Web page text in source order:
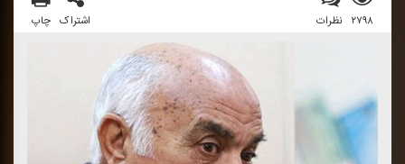
۲۷۹۸ نظرات اشتراک چاپ